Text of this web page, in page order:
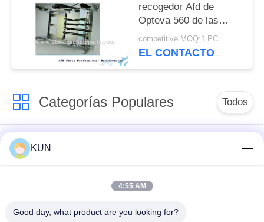
recogedor Afd de
Opteva 560 de las
piezas del cajero
automático de Diebold
competitive MOQ:1 PC
EL CONTACTO
Categorías Populares Todos
piezas de la máquina
de la atmósfera
atmósfera de Diebold
Piezas de la
Nixdorf
KUN
4:55 AM
Good day, what product are you looking for?